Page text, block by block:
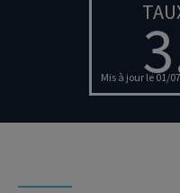
Mis à jour le 01/